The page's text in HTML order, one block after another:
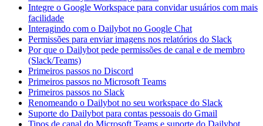
Integre o Google Workspace para convidar usuários com mais
facilidade
Interagindo com o Dailybot no Google Chat
Permissões para enviar imagens nos relatórios do Slack
Por que o Dailybot pede permissões de canal e de membro
(Slack/Teams)
Primeiros passos no Discord
Primeiros passos no Microsoft Teams
Primeiros passos no Slack
Renomeando o Dailybot no seu workspace do Slack
Suporte do Dailybot para contas pessoais do Gmail
Tipos de canal do Microsoft Teams e suporte do Dailybot